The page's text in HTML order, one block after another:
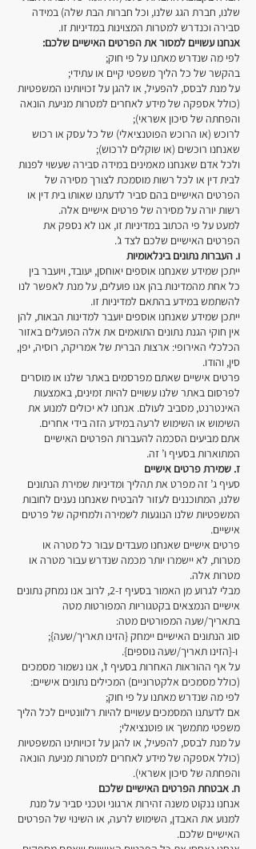
שלנו, חברת הגג שלנו, וכל חברות הבת שלה) במידה
סבירה וכנדרש למטרות המצוינות במדיניות זו.
אנחנו עשויים למסור את הפרטים האישיים שלכם:
לפי מה שנדרש מאתנו על פי חוק;
בהקשר של כל הליך משפטי קיים או עתידי;
על מנת לבסס, להפעיל, או להגן על זכויותינו המשפטיות
(כולל אספקה של מידע לאחרים למטרות מניעת הונאה
והפחתה של סיכון אשראי);
לרוכש (או הרוכש הפוטנציאלי) של כל עסק או רכוש
שאנחנו רוכשים (או שוקלים לרכוש);
ולכל אדם שאנחנו מאמינים במידה סבירה שעשוי לפנות
לבית דין או לכל רשות מוסמכת לצורך מסירה של
הפרטים האישיים בהם סביר לדעתנו שאותו בית דין או
רשות יורה על מסירה של פרטים אישיים אלה.
למעט על פי הכתוב במדיניות זו, אנו לא נספק את
הפרטים האישיים שלכם לצד ג’.
ו. העברות נתונים בינלאומיות
ייתכן שמידע שאנחנו אוספים יאוחסן, יעובד, ויועבר בין
כל אחת מהמדינות בהן אנו פועלים, על מנת לאפשר לנו
להשתמש במידע בהתאם למדיניות זו.
ייתכן שמידע שאנחנו אוספים יועבר למדינות הבאות, להן
אין חוקי הגנת נתונים התואמים את אלה הפועלים באזור
הכלכלי האירופי: ארצות הברית של אמריקה, רוסיה, יפן,
סין, והודו.
פרטים אישיים שאתם מפרסמים באתר שלנו או מוסרים
לפרסום באתר שלנו עשויים להיות זמינים, באמצעות
האינטרנט, מסביב לעולם. אנחנו לא יכולים למנוע את
השימוש או השימוש לרעה במידע הזה בידי אחרים.
אתם מביעים הסכמה להעברות הפרטים האישיים
המתוארות בסעיף ו’ זה.
ז. שמירת פרטים אישיים
סעיף ג’ זה מפרט את תהליך ומדיניות שמירת הנתונים
שלנו, המתוכננים לעזור להבטיח שאנחנו נענים לחובות
המשפטיות שלנו הנוגעות לשמירה ולמחיקה של פרטים
אישיים.
פרטים אישיים שאנחנו מעבדים עבור כל מטרה או
מטרות, לא יישמרו יותר מכמה שנדרש עבור מטרה או
מטרות אלה.
מבלי לגרוע מן האמור בסעיף ז-2, לרוב אנו נמחק נתונים
אישיים הנמצאים בקטגוריות המפורטות מטה
בתאריך/שעה המפורטים מטה:
סוג הנתונים האישיים יימחק {הזינו תאריך/שעה};
ו-{הזינו תאריך/שעה נוספים}.
על אף ההוראות האחרות בסעיף ז’, אנו נשמור מסמכים
(כולל מסמכים אלקטרוניים) המכילים נתונים אישיים:
לפי מה שנדרש מאתנו על פי חוק;
אם לדעתנו המסמכים עשויים להיות רלוונטיים לכל הליך
משפטי מתמשך או פוטנציאלי;
על מנת לבסס, להפעיל, או להגן על זכויותינו המשפטיות
(כולל אספקה של מידע לאחרים למטרות מניעת הונאה
והפחתה של סיכון אשראי).
ח. אבטחת הפרטים האישיים שלכם
אנחנו ננקוט משנה זהירות ארגוני וטכני סביר על מנת
למנוע את האבדן, השימוש לרעה, או השינוי של הפרטים
האישיים שלכם.